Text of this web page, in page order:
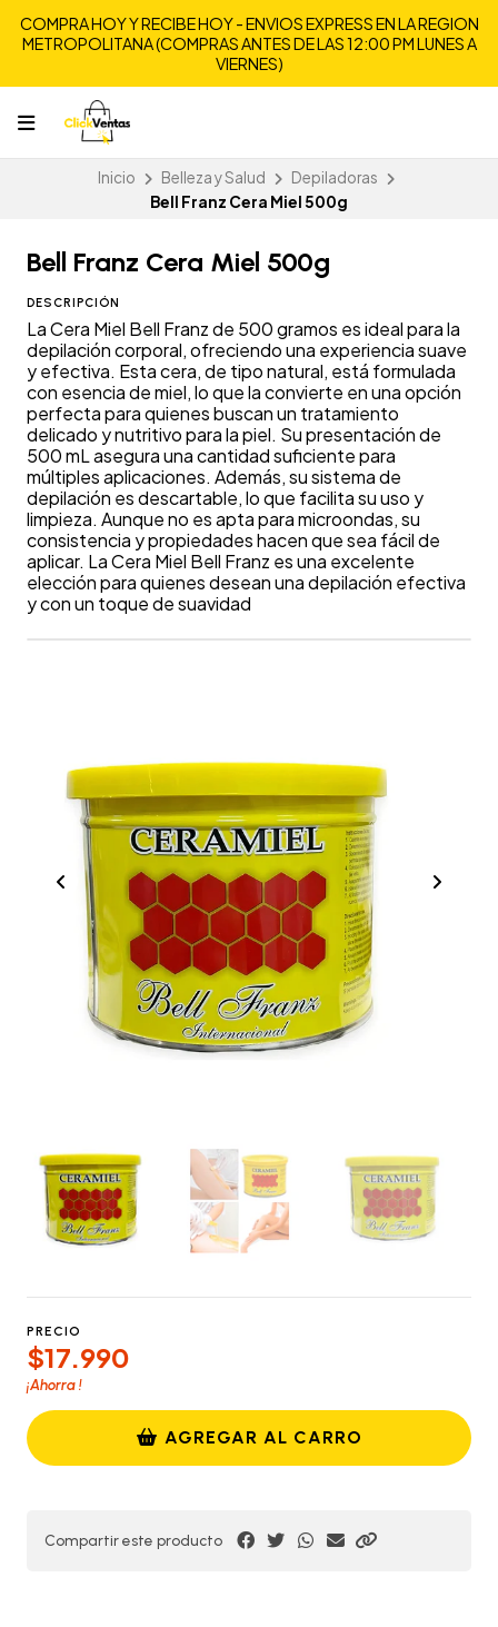
COMPRA HOY Y RECIBE HOY - ENVIOS EXPRESS EN LA REGION
METROPOLITANA (COMPRAS ANTES DE LAS 12:00 PM LUNES A
VIERNES)
Inicio Belleza y Salud
Depiladoras
Bell Franz Cera Miel 500g
Bell Franz Cera Miel 500g
DESCRIPCIÓN
La Cera Miel Bell Franz de 500 gramos es ideal para la
depilación corporal, ofreciendo una experiencia suave
y efectiva. Esta cera, de tipo natural, está formulada
con esencia de miel, lo que la convierte en una opción
perfecta para quienes buscan un tratamiento
delicado y nutritivo para la piel. Su presentación de
500 mL asegura una cantidad suficiente para
múltiples aplicaciones. Además, su sistema de
depilación es descartable, lo que facilita su uso y
limpieza. Aunque no es apta para microondas, su
consistencia y propiedades hacen que sea fácil de
aplicar. La Cera Miel Bell Franz es una excelente
elección para quienes desean una depilación efectiva
y con un toque de suavidad
PRECIO
$17.990
¡Ahorra!
AGREGAR AL CARRO
Compartir este producto